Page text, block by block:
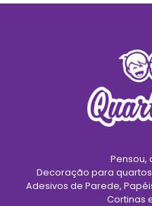
Pensou,
Decoração para
Adesivos de Parede,
Cortinas